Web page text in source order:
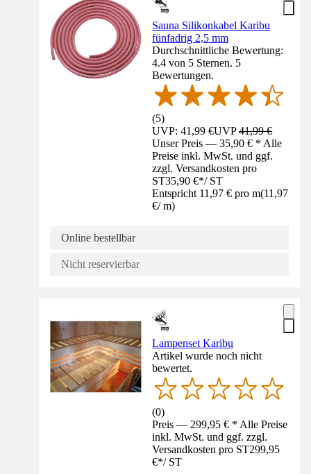
Sauna Silikonkabel Karibu
fünfadrig 2,5 mm
Durchschnittliche Bewertung:
4.4 von 5 Sternen. 5
Bewertungen.
(5)
UVP: 41,99 €UVP41,99 €
Unser Preis — 35,90 € * Alle
Preise inkl. MwSt. und ggf.
zzgl. Versandkosten pro
ST35,90 €*/ ST
Entspricht 11,97 € pro m(11,97
€/ m)
Online bestellbar
Nicht reservierbar
Lampenset Karibu
Artikel wurde noch nicht
bewertet.
(0)
Preis — 299,95 € * Alle Preise
inkl. MwSt. und ggf. zzgl.
Versandkosten pro ST299,95
€*/ ST